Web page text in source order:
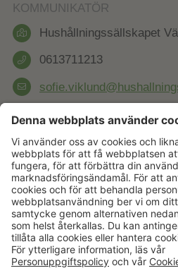
KOMMUNIKATÖR
Hushållningssällskapet
0613711213